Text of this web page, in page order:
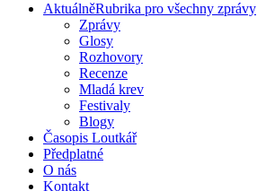
AktuálněRubrika pro všechny zprávy
Zprávy
Glosy
Rozhovory
Recenze
Mladá krev
Festivaly
Blogy
Časopis Loutkář
Předplatné
O nás
Kontakt